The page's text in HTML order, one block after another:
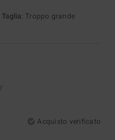
Taglia: Troppo grande
Acquisto verificato